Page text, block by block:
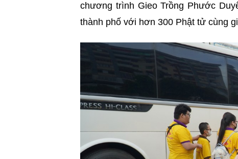
chương trình Gieo Trồng Phước
thành phố với hơn 300 Phật tử cùng